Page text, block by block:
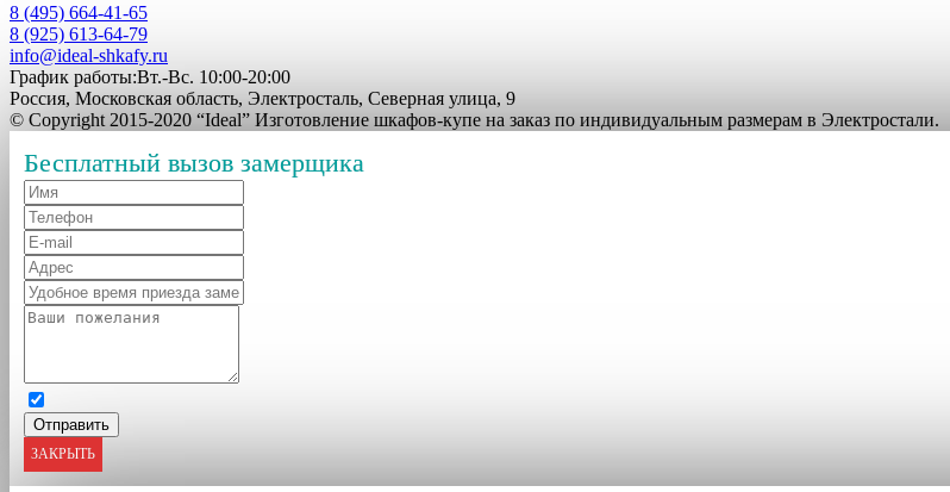
8 (495) 664-41-65
8 (925) 613-64-79
info@ideal-shkafy.ru
График работы:Вт.-Вс. 10:00-20:00
Россия, Московская область, Электросталь, Северная улица, 9
© Copyright 2015-2020 “Ideal” Изготовление шкафов-купе на заказ по индивидуальным размерам в Электростали.
Бесплатный вызов замерщика
ЗАКРЫТЬ